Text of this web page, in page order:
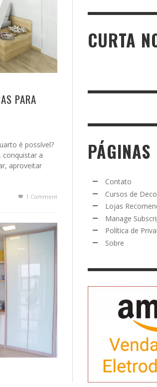
PARA
é possível?
conquistar a
aproveitar
1 Comment
CURTA
PÁGINAS
Contato
Cursos de
Lojas
Manage
Política de
Sobre